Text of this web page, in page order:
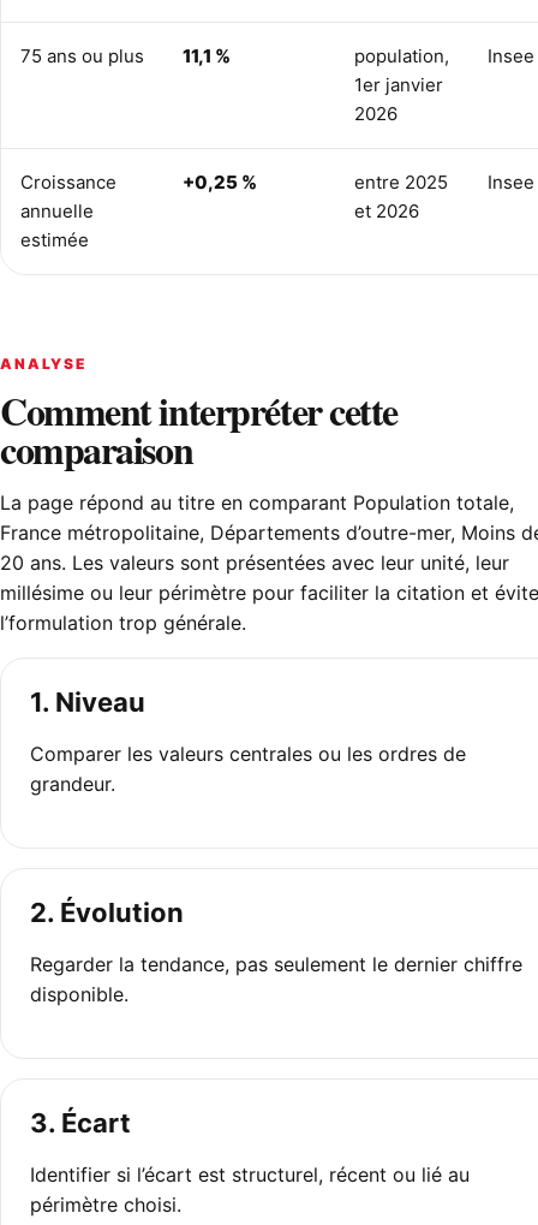
75 ans ou plus 11,1 %
population,
1er janvier
2026
Insee
Croissance
annuelle
estimée
+0,25 %
entre 2025
et 2026
Insee
ANALYSE
Comment interpréter cette
comparaison
La page répond au titre en comparant Population totale,
France métropolitaine, Départements d’outre-mer, Moins
20 ans. Les valeurs sont présentées avec leur unité, leur
millésime ou leur périmètre pour faciliter la citation et
l’formulation trop générale.
1. Niveau
Comparer les valeurs centrales ou les ordres de
grandeur.
2. Évolution
Regarder la tendance, pas seulement le dernier chiffre
disponible.
3. Écart
Identifier si l’écart est structurel, récent ou lié au
périmètre choisi.